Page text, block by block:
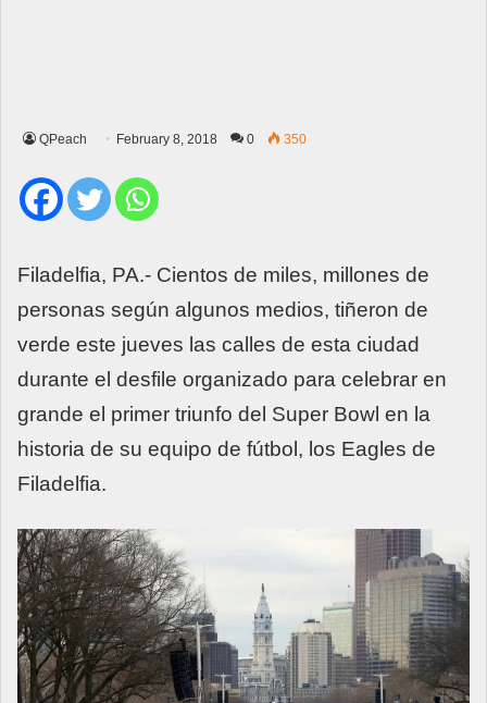
QPeach February 8, 2018 0 350
Filadelfia, PA.- Cientos de miles, millones de
personas según algunos medios, tiñeron de
verde este jueves las calles de esta ciudad
durante el desfile organizado para celebrar en
grande el primer triunfo del Super Bowl en la
historia de su equipo de fútbol, los Eagles de
Filadelfia.